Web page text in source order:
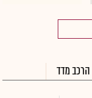
הרכב מדד